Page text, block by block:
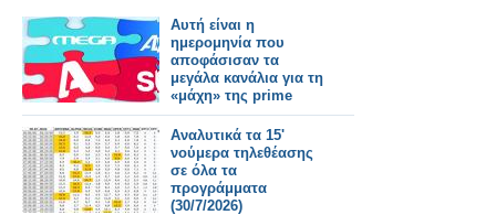
Αυτή είναι η
ημερομηνία που
αποφάσισαν τα
μεγάλα κανάλια για τη
«μάχη» της prime
time
Αναλυτικά τα 15'
νούμερα τηλεθέασης
σε όλα τα
προγράμματα
(30/7/2026)